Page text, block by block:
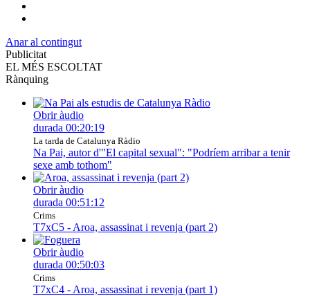
Anar al contingut
Publicitat
EL MÉS ESCOLTAT
Rànquing
Obrir àudio
durada 00:20:19
La tarda de Catalunya Ràdio
Na Pai, autor d'"El capital sexual": "Podríem arribar a tenir
sexe amb tothom"
Obrir àudio
durada 00:51:12
Crims
T7xC5 - Aroa, assassinat i revenja (part 2)
Obrir àudio
durada 00:50:03
Crims
T7xC4 - Aroa, assassinat i revenja (part 1)